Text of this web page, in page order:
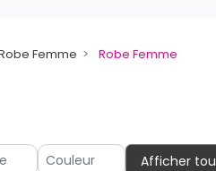
Femme Robe Femme
Afficher